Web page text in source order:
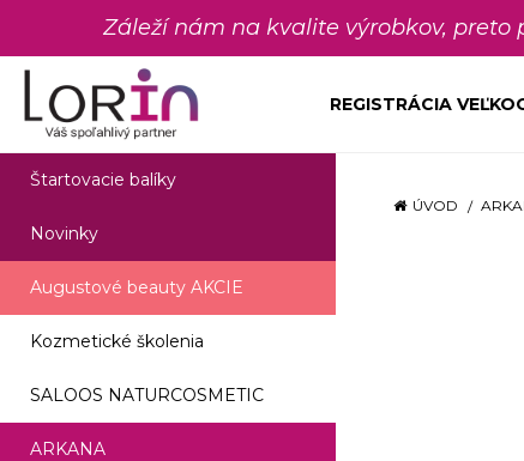
Záleží nám na kvalite výrobkov,
REGISTRÁCIA
Štartovacie balíky
Novinky
Augustové beauty AKCIE
Kozmetické školenia
SALOOS NATURCOSMETIC
ARKANA
ÚVOD